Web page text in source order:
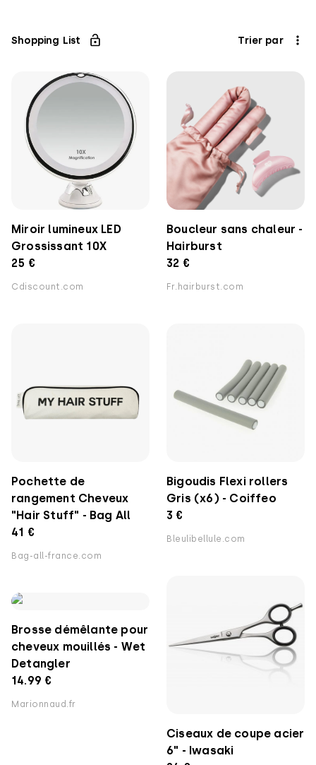
Shopping List Trier par
Miroir lumineux LED
Grossissant 10X
25 €
Cdiscount.com
Boucleur sans chaleur -
Hairburst
32 €
Fr.hairburst.com
Pochette de
rangement Cheveux
"Hair Stuff" - Bag All
41 €
Bag-all-france.com
Bigoudis Flexi rollers
Gris (x6) - Coiffeo
3 €
Bleulibellule.com
Ciseaux de coupe acier
6" - Iwasaki
Brosse démêlante pour
cheveux mouillés - Wet
Detangler
14.99 €
Marionnaud.fr